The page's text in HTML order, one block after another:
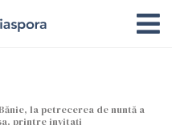
la petrecerea de nuntă a
printre invitaţi